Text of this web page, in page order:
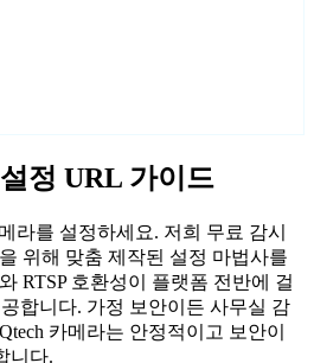
정 URL 가이드
라를 설정하세요. 저희 무료 감시
위해 맞춤 제작된 설정 마법사를
RTSP 호환성이 플랫폼 전반에 걸
합니다. 가정 보안이든 사무실 감
카메라는 안정적이고 보안이
니다.